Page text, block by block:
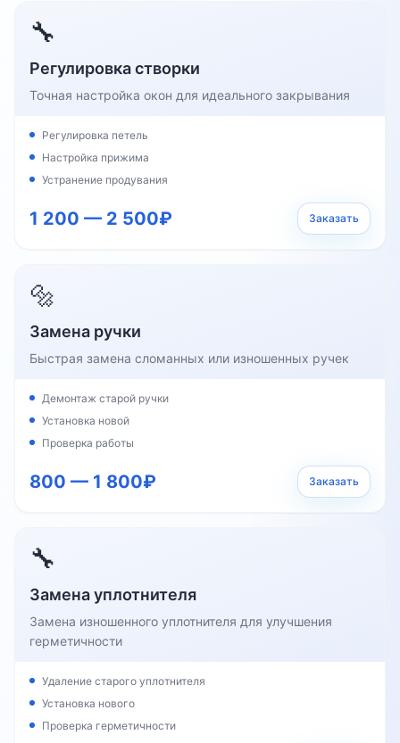
🔧
Регулировка створки
Точная настройка окон для идеального закрывания
Регулировка петель
Настройка прижима
Устранение продувания
1 200 — 2 500₽ Заказать
🔩
Замена ручки
Быстрая замена сломанных или изношенных ручек
Демонтаж старой ручки
Установка новой
Проверка работы
800 — 1 800₽ Заказать
🔧
Замена уплотнителя
Замена изношенного уплотнителя для улучшения
герметичности
Удаление старого уплотнителя
Установка нового
Проверка герметичности